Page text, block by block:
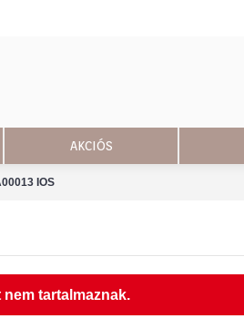
AKCIÓS
IOS
tartalmaznak.